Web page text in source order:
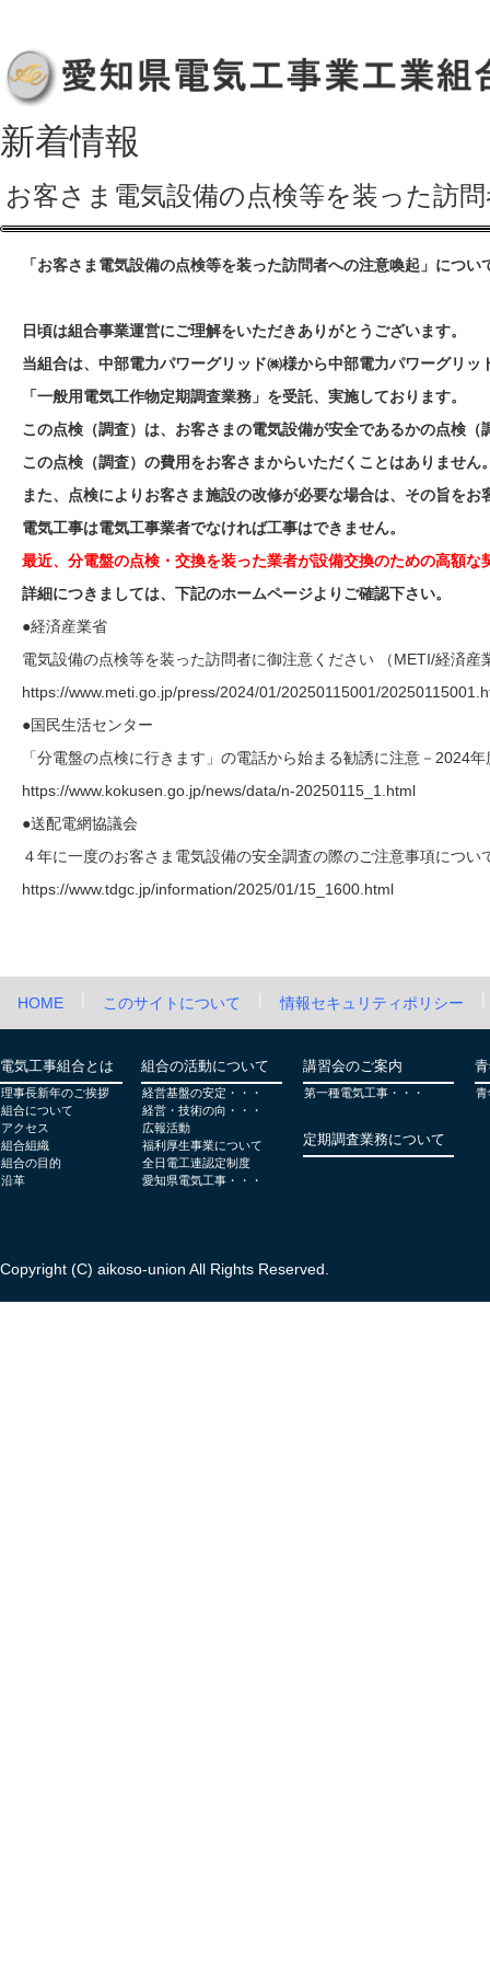
新着情報
お客さま電気設備の点検等を装った訪
「お客さま電気設備の点検等を装った訪問者への注意喚起」につい
日頃は組合事業運営にご理解をいただきありがとうございます。
当組合は、中部電力パワーグリッド㈱様から中部電力パワーグリッ
「一般用電気工作物定期調査業務」を受託、実施しております。
この点検（調査）は、お客さまの電気設備が安全であるかの点検（
この点検（調査）の費用をお客さまからいただくことはありません
また、点検によりお客さま施設の改修が必要な場合は、その旨を
電気工事は電気工事業者でなければ工事はできません。
最近、分電盤の点検・交換を装った業者が設備交換のための高額
詳細につきましては、下記のホームページよりご確認下さい。
●経済産業省
電気設備の点検等を装った訪問者に御注意ください （METI/経済産
https://www.meti.go.jp/press/2024/01/20250115001/
●国民生活センター
「分電盤の点検に行きます」の電話から始まる勧誘に注意－2024
https://www.kokusen.go.jp/news/data/n-20250115_1.html
●送配電網協議会
４年に一度のお客さま電気設備の安全調査の際のご注意事項につ
https://www.tdgc.jp/information/2025/01/15_1600.html
HOME このサイトについて 情報セキュリティポリシー
電気工事組合とは
理事長新年のご挨拶
組合について
アクセス
組合組織
組合の目的
沿革
組合の活動について
経営基盤の安定・・・
経営・技術の向・・・
広報活動
福利厚生事業について
全日電工連認定制度
愛知県電気工事・・・
講習会のご案内
第一種電気工事・・・
定期調査業務について
Copyright (C) aikoso-union All Rights Reserved.